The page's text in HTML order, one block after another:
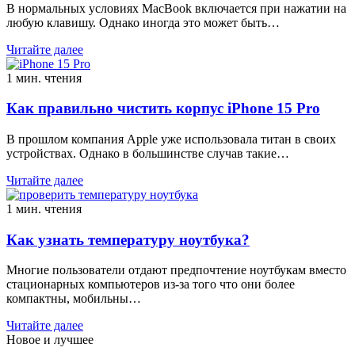
В нормальных условиях MacBook включается при нажатии на
любую клавишу. Однако иногда это может быть…
Читайте далее
1 мин. чтения
Как правильно чистить корпус iPhone 15 Pro
В прошлом компания Apple уже использовала титан в своих
устройствах. Однако в большинстве случав такие…
Читайте далее
1 мин. чтения
Как узнать температуру ноутбука?
Многие пользователи отдают предпочтение ноутбукам вместо
стационарных компьютеров из-за того что они более
компактны, мобильны…
Читайте далее
Новое и лучшее